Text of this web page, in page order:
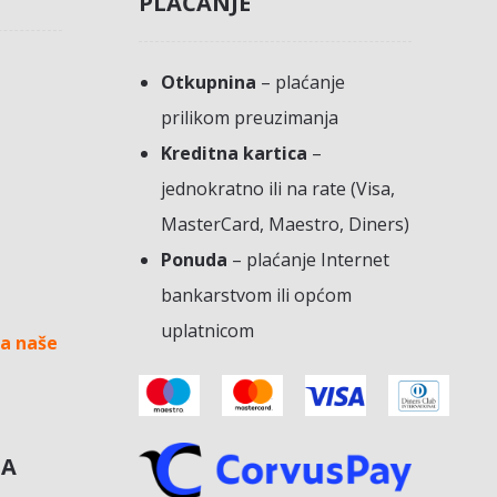
naše
Otkupnina – plaćanje
prilikom preuzimanja
Kreditna kartica –
jednokratno ili na rate (Visa,
MasterCard, Maestro, Diners)
Ponuda – plaćanje Internet
bankarstvom ili općom
uplatnicom